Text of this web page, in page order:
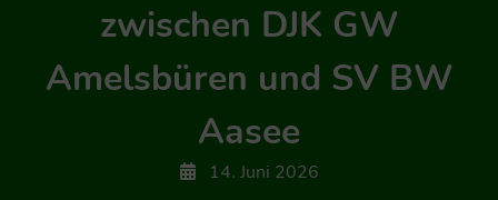
zwischen DJK GW
Amelsbüren und SV BW
Aasee
14. Juni 2026